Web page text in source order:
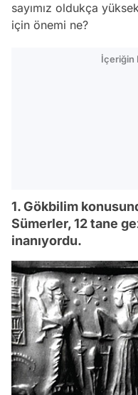
sayımız oldukça
için önemi ne?
İçeriğin
1. Gökbilim
Sümerler, 12 tane
inanıyordu.